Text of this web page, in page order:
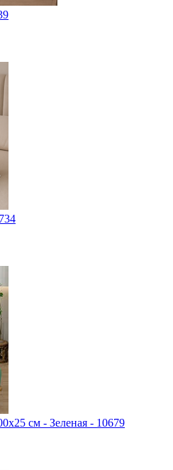
cм - Зеленая - 10679